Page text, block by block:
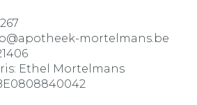
apotheek-mortelmans.be
Ethel Mortelmans